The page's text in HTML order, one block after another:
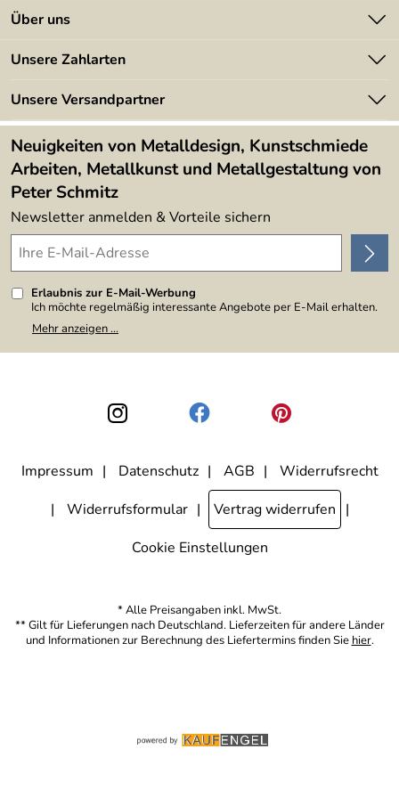
Preis: 450,00 €
Kontakt
Kundeninformationen
Newsletter
Lieferbedingungen
Über uns
Angebote
Kundenbewertungen (394)
4,9/5
Unsere Zahlarten
Unsere Versandpartner
Neuigkeiten von Metalldesign, Kunstschmiede
Arbeiten, Metallkunst und Metallgestaltung von
Peter Schmitz
Newsletter anmelden & Vorteile sichern
Erlaubnis zur E-Mail-Werbung
Ich möchte regelmäßig interessante Angebote per E-Mail erhalten.
Meine E-Mail-Adresse wird nicht an andere Unternehmen
weitergegeben. Zu statistischen Zwecken wird in anonymer Form
den Link "Abmelden" am Ende des Newsletters anklicke. Die
Datenschutzerklärung
habe ich zur Kenntnis genommen.
Mehr anzeigen ...
Impressum Datenschutz AGB
Widerrufsrecht
Widerrufsformular
Vertrag widerrufen
Cookie Einstellungen
* Alle Preisangaben inkl. MwSt.
** Gilt für Lieferungen nach Deutschland. Lieferzeiten für andere Länder
und Informationen zur Berechnung des Liefertermins finden Sie hier.